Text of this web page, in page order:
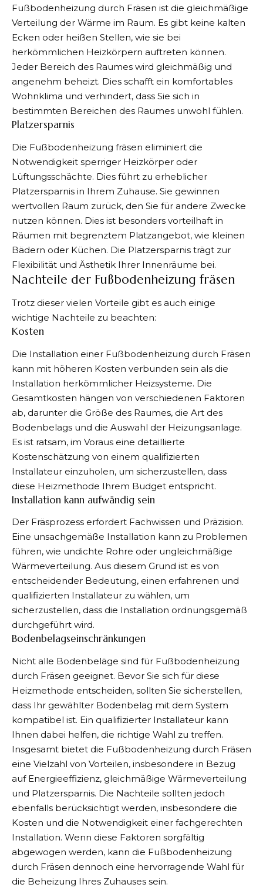
Fußbodenheizung durch Fräsen ist die gleichmäßige
Verteilung der Wärme im Raum. Es gibt keine kalten
Ecken oder heißen Stellen, wie sie bei
herkömmlichen Heizkörpern auftreten können.
Jeder Bereich des Raumes wird gleichmäßig und
angenehm beheizt. Dies schafft ein komfortables
Wohnklima und verhindert, dass Sie sich in
bestimmten Bereichen des Raumes unwohl fühlen.
Platzersparnis
Die Fußbodenheizung fräsen eliminiert die
Notwendigkeit sperriger Heizkörper oder
Lüftungsschächte. Dies führt zu erheblicher
Platzersparnis in Ihrem Zuhause. Sie gewinnen
wertvollen Raum zurück, den Sie für andere Zwecke
nutzen können. Dies ist besonders vorteilhaft in
Räumen mit begrenztem Platzangebot, wie kleinen
Bädern oder Küchen. Die Platzersparnis trägt zur
Flexibilität und Ästhetik Ihrer Innenräume bei.
Nachteile der Fußbodenheizung fräsen
Trotz dieser vielen Vorteile gibt es auch einige
wichtige Nachteile zu beachten:
Kosten
Die Installation einer Fußbodenheizung durch Fräsen
kann mit höheren Kosten verbunden sein als die
Installation herkömmlicher Heizsysteme. Die
Gesamtkosten hängen von verschiedenen Faktoren
ab, darunter die Größe des Raumes, die Art des
Bodenbelags und die Auswahl der Heizungsanlage.
Es ist ratsam, im Voraus eine detaillierte
Kostenschätzung von einem qualifizierten
Installateur einzuholen, um sicherzustellen, dass
diese Heizmethode Ihrem Budget entspricht.
Installation kann aufwändig sein
Der Fräsprozess erfordert Fachwissen und Präzision.
Eine unsachgemäße Installation kann zu Problemen
führen, wie undichte Rohre oder ungleichmäßige
Wärmeverteilung. Aus diesem Grund ist es von
entscheidender Bedeutung, einen erfahrenen und
qualifizierten Installateur zu wählen, um
sicherzustellen, dass die Installation ordnungsgemäß
durchgeführt wird.
Bodenbelagseinschränkungen
Nicht alle Bodenbeläge sind für Fußbodenheizung
durch Fräsen geeignet. Bevor Sie sich für diese
Heizmethode entscheiden, sollten Sie sicherstellen,
dass Ihr gewählter Bodenbelag mit dem System
kompatibel ist. Ein qualifizierter Installateur kann
Ihnen dabei helfen, die richtige Wahl zu treffen.
Insgesamt bietet die Fußbodenheizung durch Fräsen
eine Vielzahl von Vorteilen, insbesondere in Bezug
auf Energieeffizienz, gleichmäßige Wärmeverteilung
und Platzersparnis. Die Nachteile sollten jedoch
ebenfalls berücksichtigt werden, insbesondere die
Kosten und die Notwendigkeit einer fachgerechten
Installation. Wenn diese Faktoren sorgfältig
abgewogen werden, kann die Fußbodenheizung
durch Fräsen dennoch eine hervorragende Wahl für
die Beheizung Ihres Zuhauses sein.